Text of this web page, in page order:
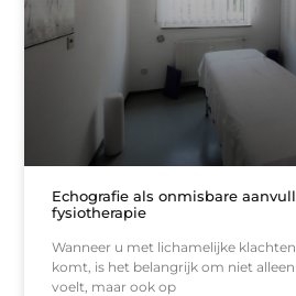
Echografie als onmisbare
fysiotherapie
Wanneer u met lichamelijke
komt, is het belangrijk om niet
voelt, maar ook op